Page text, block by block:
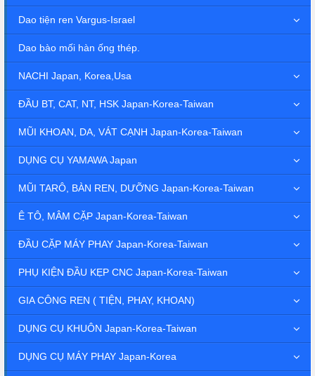
Dao tiện ren Vargus-Israel
Dao bào mối hàn ống thép.
NACHI Japan, Korea,Usa
ĐẦU BT, CAT, NT, HSK Japan-Korea-Taiwan
MŨI KHOAN, DA, VÁT CẠNH Japan-Korea-Taiwan
DỤNG CỤ YAMAWA Japan
MŨI TARÔ, BÀN REN, DƯỠNG Japan-Korea-Taiwan
Ê TÔ, MÂM CẶP Japan-Korea-Taiwan
ĐẦU CẶP MÁY PHAY Japan-Korea-Taiwan
PHỤ KIỆN ĐẦU KẸP CNC Japan-Korea-Taiwan
GIA CÔNG REN ( TIỆN, PHAY, KHOAN)
DỤNG CỤ KHUÔN Japan-Korea-Taiwan
DỤNG CỤ MÁY PHAY Japan-Korea